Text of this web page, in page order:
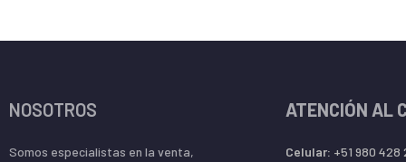
NOSOTROS
Somos especialistas en la venta,
ATENCIÓN AL
Celular: +51 980 428